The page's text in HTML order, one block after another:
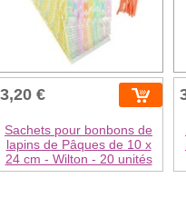
3,20 €
Sachets pour bonbons de
lapins de Pâques de 10 x
24 cm - Wilton - 20 unités